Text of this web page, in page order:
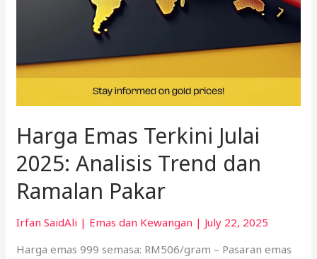
Harga Emas Terkini Julai
2025: Analisis Trend dan
Ramalan Pakar
Irfan SaidAli | Emas dan Kewangan | July 22, 2025
Harga emas 999 semasa: RM506/gram – Pasaran emas